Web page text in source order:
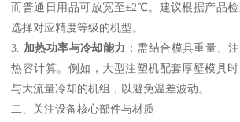
而普通日用品可放宽至±2℃。建议根据产品
选择对应精度等级的机型。
3. 加热功率与冷却能力 ：需结合模具重量、
热容计算。例如，大型注塑机配套厚壁模具
与大流量冷却的机组，以避免温差波动。
二、关注设备核心部件与材质